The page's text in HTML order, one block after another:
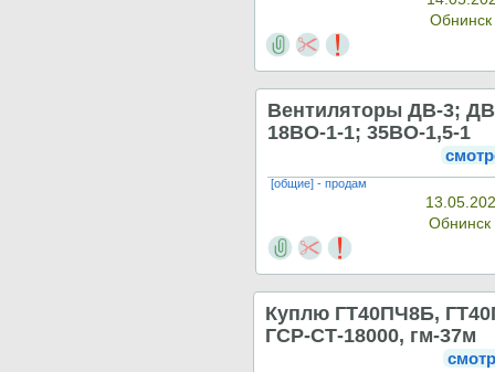
Вентиляторы ДВ-3;
18ВО-1-1; 35ВО-1,5-1
[общие] - продам
Обнинск
Куплю ГТ40ПЧ8Б,
ГСР-СТ-18000, гм-37м